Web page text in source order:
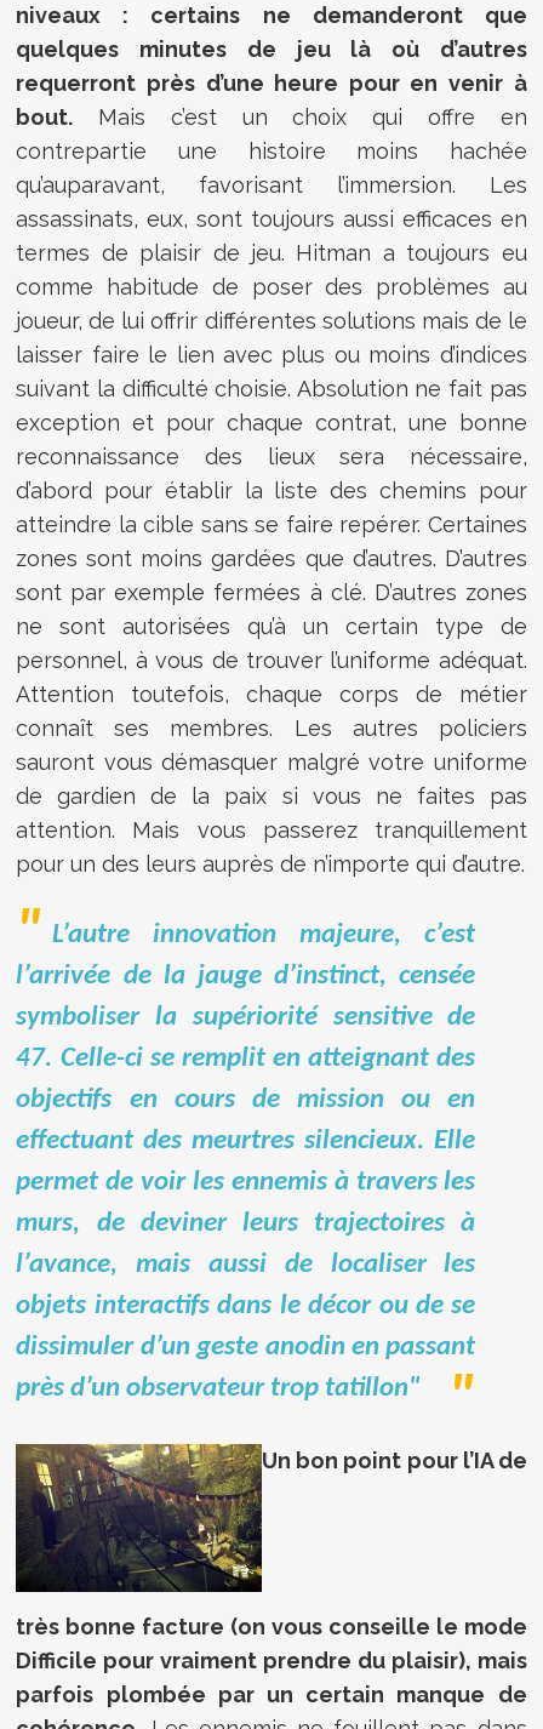
niveaux : certains ne demanderont que
quelques minutes de jeu là où d’autres
requerront près d’une heure pour en venir à
bout. Mais c’est un choix qui offre en
contrepartie une histoire moins hachée
qu’auparavant, favorisant l’immersion. Les
assassinats, eux, sont toujours aussi efficaces en
termes de plaisir de jeu. Hitman a toujours eu
comme habitude de poser des problèmes au
joueur, de lui offrir différentes solutions mais de le
laisser faire le lien avec plus ou moins d’indices
suivant la difficulté choisie. Absolution ne fait pas
exception et pour chaque contrat, une bonne
reconnaissance des lieux sera nécessaire,
d’abord pour établir la liste des chemins pour
atteindre la cible sans se faire repérer. Certaines
zones sont moins gardées que d’autres. D’autres
sont par exemple fermées à clé. D’autres zones
ne sont autorisées qu’à un certain type de
personnel, à vous de trouver l’uniforme adéquat.
Attention toutefois, chaque corps de métier
connaît ses membres. Les autres policiers
sauront vous démasquer malgré votre uniforme
de gardien de la paix si vous ne faites pas
attention. Mais vous passerez tranquillement
pour un des leurs auprès de n’importe qui d’autre.
L’autre innovation majeure, c’est
l’arrivée de la jauge d’instinct, censée
symboliser la supériorité sensitive de
47. Celle-ci se remplit en atteignant des
objectifs en cours de mission ou en
effectuant des meurtres silencieux. Elle
permet de voir les ennemis à travers les
murs, de deviner leurs trajectoires à
l’avance, mais aussi de localiser les
objets interactifs dans le décor ou de se
dissimuler d’un geste anodin en passant
près d’un observateur trop tatillon"
Un bon point pour l’IA de
très bonne facture (on vous conseille le mode
Difficile pour vraiment prendre du plaisir), mais
parfois plombée par un certain manque de